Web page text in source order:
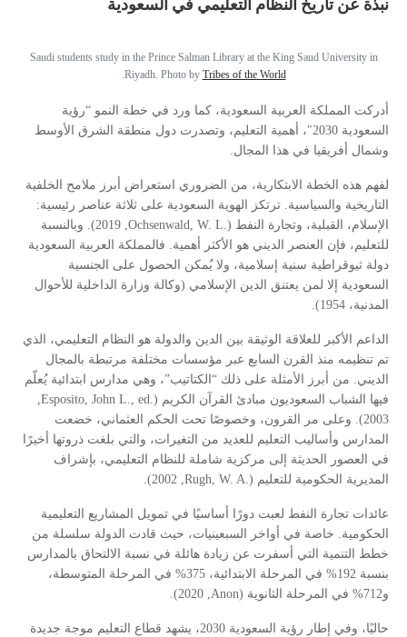
نبذة عن تاريخ النظام التعليمي في السعودية
Saudi students study in the Prince Salman Library at the King Saud University in
Riyadh. Photo by Tribes of the World
.
أدركت المملكة العربية السعودية، كما ورد في خطة النمو “رؤية
السعودية 2030″، أهمية التعليم، وتصدرت دول منطقة الشرق الأوسط
وشمال أفريقيا في هذا المجال.
لفهم هذه الخطة الابتكارية، من الضروري استعراض أبرز ملامح الخلفية
التاريخية والسياسية. ترتكز الهوية السعودية على ثلاثة عناصر رئيسية:
الإسلام، القبلية، وتجارة النفط (Ochsenwald, W. L.
, 2019). وبالنسبة
للتعليم، فإن العنصر الديني هو الأكثر أهمية. فالمملكة العربية السعودية
دولة ثيوقراطية سنية إسلامية، ولا يُمكن الحصول على الجنسية
السعودية إلا لمن يعتنق الدين الإسلامي (وكالة وزارة الداخلية للأحوال
المدنية، 1954).
الداعم الأكبر للعلاقة الوثيقة بين الدين والدولة هو النظام التعليمي، الذي
تم تنظيمه منذ القرن السابع عبر مؤسسات مختلفة مرتبطة بالمجال
الديني. من أبرز الأمثلة على ذلك “الكتاتيب”، وهي مدارس ابتدائية يُعلّم
فيها الشباب السعوديون مبادئ القرآن الكريم (Esposito, John L., ed.
,
2003). وعلى مر القرون، وخصوصًا تحت الحكم العثماني، خضعت
المدارس وأساليب التعليم للعديد من التغيرات، والتي بلغت ذروتها أخيرًا
في العصور الحديثة إلى مركزية شاملة للنظام التعليمي، بإشراف
المديرية الحكومية للتعليم (Rugh, W. A.
, 2002).
عائدات تجارة النفط لعبت دورًا أساسيًا في تمويل المشاريع التعليمية
الحكومية. خاصة في أواخر السبعينيات، حيث قادت الدولة سلسلة من
خطط التنمية التي أسفرت عن زيادة هائلة في نسبة الالتحاق بالمدارس
بنسبة 192% في المرحلة الابتدائية، 375% في المرحلة المتوسطة،
و712% في المرحلة الثانوية (
Anon
, 2020).
حاليًا، وفي إطار رؤية السعودية 2030، يشهد قطاع التعليم موجة جديدة